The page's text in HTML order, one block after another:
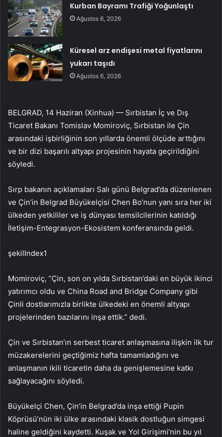
Kurban Bayramı Trafiği Yoğunlaştı
Ağustos 6, 2026
Küresel arz endişesi metal fiyatlarını
yukarı taşıdı
Ağustos 6, 2026
BELGRAD, 14 Haziran (Xinhua) — Sırbistan İç ve Dış
Ticaret Bakanı Tomislav Momiroviç, Sırbistan ile Çin
arasındaki işbirliğinin son yıllarda önemli ölçüde arttığını
ve bir dizi başarılı altyapı projesinin hayata geçirildiğini
söyledi.
Sırp bakanın açıklamaları Salı günü Belgrad’da düzenlenen
ve Çin’in Belgrad Büyükelçisi Chen Bo’nun yanı sıra her iki
ülkeden yetkililer ve iş dünyası temsilcilerinin katıldığı
İletişim-Entegrasyon-Ekosistem konferansında geldi.
şekilIndex1
Momiroviç, “Çin, son on yılda Sırbistan’daki en büyük ikinci
yatırımcı oldu ve China Road and Bridge Company gibi
Çinli dostlarımızla birlikte ülkedeki en önemli altyapı
projelerinden bazılarını inşa ettik.” dedi.
Çin ve Sırbistan’ın serbest ticaret anlaşmasına ilişkin ilk tur
müzakerelerini geçtiğimiz hafta tamamladığını ve
anlaşmanın ikili ticaretin daha da genişlemesine katkı
sağlayacağını söyledi.
Büyükelçi Chen, Çin’in Belgrad’da inşa ettiği Pupin
Köprüsü’nün iki ülke arasındaki klasik dostluğun simgesi
haline geldiğini kaydetti. Kuşak ve Yol Girişimi’nin bu yıl